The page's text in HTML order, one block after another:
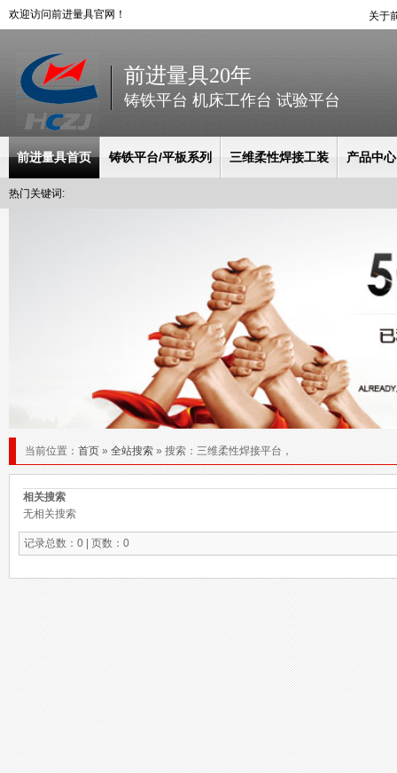
欢迎访问前进量具官网！ 关于
前进量具20年
铸铁平台 机床工作台 试验平台
前进量具首页 铸铁平台/平板系列 三维柔性焊接工装 产品中心
热门关键词:
当前位置：首页»全站搜索» 搜索：三维柔性焊接平台，
相关搜索
无相关搜索
记录总数：0 | 页数：0